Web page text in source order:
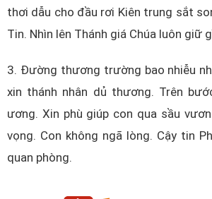
thơi dẫu cho đầu rơi Kiên trung sắt
Tin. Nhìn lên Thánh giá Chúa luôn giữ
3. Đường thương trường bao nhiễu
xin thánh nhân dủ thương. Trên
ương. Xin phù giúp con qua sầu
vọng. Con không ngã lòng. Cậy tin
quan phòng.